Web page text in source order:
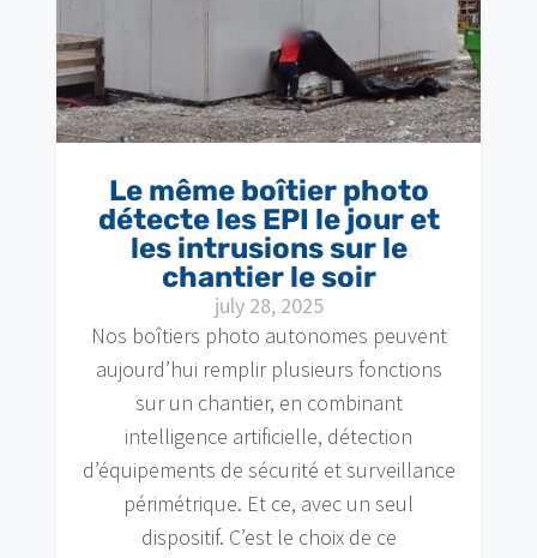
Le même boîtier photo
détecte les EPI le jour et
les intrusions sur le
chantier le soir
july 28, 2025
Nos boîtiers photo autonomes peuvent
aujourd’hui remplir plusieurs fonctions
sur un chantier, en combinant
intelligence artificielle, détection
d’équipements de sécurité et surveillance
périmétrique. Et ce, avec un seul
dispositif. C’est le choix de ce